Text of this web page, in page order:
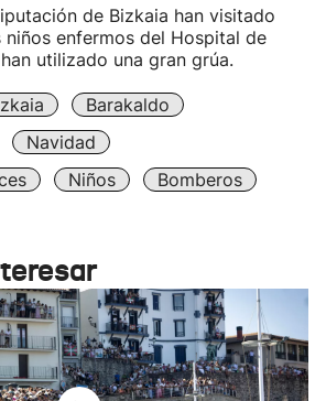
de Bizkaia han visitado
niños enfermos del Hospital de
utilizado una gran grúa.
Barakaldo
Navidad
Niños Bomberos